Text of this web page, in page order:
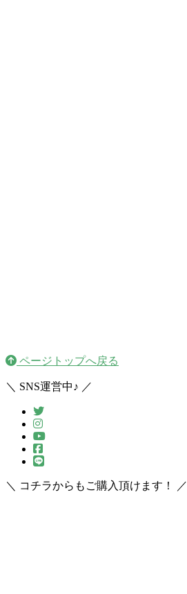
ページトップへ戻る
＼ SNS運営中♪ ／
＼ コチラからもご購入頂けます！ ／